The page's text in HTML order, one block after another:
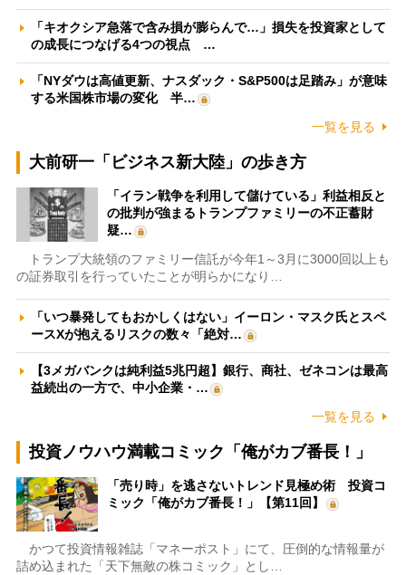
「キオクシア急落で含み損が膨らんで…」損失を投資家として
の成長につなげる4つの視点 …
「NYダウは高値更新、ナスダック・S&P500は足踏み」が意味
する米国株市場の変化 半…
一覧を見る
大前研一「ビジネス新大陸」の歩き方
「イラン戦争を利用して儲けている」利益相反と
の批判が強まるトランプファミリーの不正蓄財
疑…
トランプ大統領のファミリー信託が今年1～3月に3000回以上も
の証券取引を行っていたことが明らかになり…
「いつ暴発してもおかしくはない」イーロン・マスク氏とスペ
ースXが抱えるリスクの数々「絶対…
【3メガバンクは純利益5兆円超】銀行、商社、ゼネコンは最高
益続出の一方で、中小企業・…
一覧を見る
投資ノウハウ満載コミック「俺がカブ番長！」
「売り時」を逃さないトレンド見極め術 投資コ
ミック「俺がカブ番長！」【第11回】
かつて投資情報雑誌「マネーポスト」にて、圧倒的な情報量が
詰め込まれた「天下無敵の株コミック」とし…